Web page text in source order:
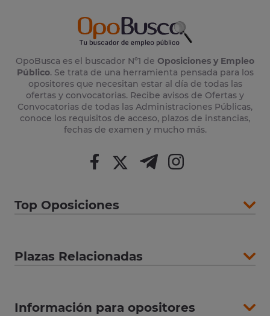
OpoBusca es el buscador Nº1 de Oposiciones y Empleo
Público. Se trata de una herramienta pensada para los
opositores que necesitan estar al día de todas las
ofertas y convocatorias. Recibe avisos de Ofertas y
Convocatorias de todas las Administraciones Públicas,
conoce los requisitos de acceso, plazos de instancias,
fechas de examen y mucho más.
Top Oposiciones
Plazas Relacionadas
Información para opositores